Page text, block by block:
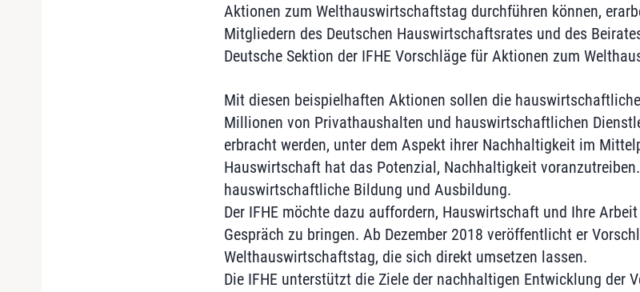
Aktionen zum Welthauswirtschaftstag durchführen können,
Mitgliedern des Deutschen Hauswirtschaftsrates und des
Deutsche Sektion der IFHE Vorschläge für Aktionen zum
Mit diesen beispielhaften Aktionen sollen die
Millionen von Privathaushalten und hauswirtschaftlichen
erbracht werden, unter dem Aspekt ihrer Nachhaltigkeit im
Hauswirtschaft hat das Potenzial, Nachhaltigkeit
hauswirtschaftliche Bildung und Ausbildung.
Der IFHE möchte dazu auffordern, Hauswirtschaft und Ihre
Gespräch zu bringen. Ab Dezember 2018 veröffentlicht er
Welthauswirtschaftstag, die sich direkt umsetzen lassen.
Die IFHE unterstützt die Ziele der nachhaltigen Entwicklung der